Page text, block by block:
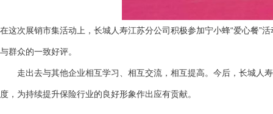
在这次展销市集活动上，长城人寿江苏分公司积极参加宁小蜂“爱心餐”
与群众的一致好评。
走出去与其他企业相互学习、相互交流，相互提高。今后，长城人
度，为持续提升保险行业的良好形象作出应有贡献。